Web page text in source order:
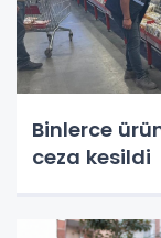
Binlerce
ceza kesildi